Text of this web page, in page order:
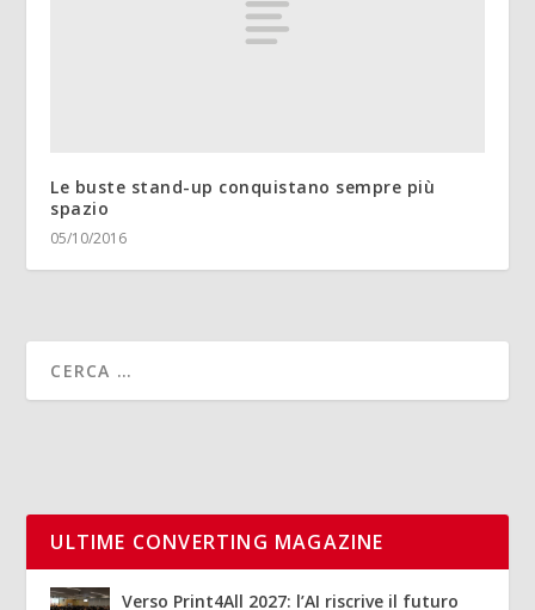
Le buste stand-up conquistano sempre più
spazio
05/10/2016
ULTIME CONVERTING MAGAZINE
Verso Print4All 2027: l’AI riscrive il futuro